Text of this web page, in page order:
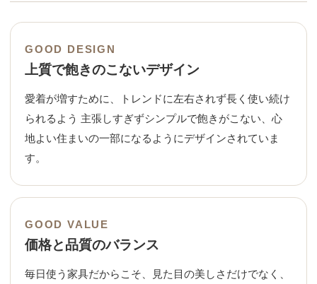
GOOD DESIGN
上質で飽きのこないデザイン
愛着が増すために、トレンドに左右されず長く使い続け
られるよう 主張しすぎずシンプルで飽きがこない、心
地よい住まいの一部になるようにデザインされていま
す。
GOOD VALUE
価格と品質のバランス
毎日使う家具だからこそ、見た目の美しさだけでなく、